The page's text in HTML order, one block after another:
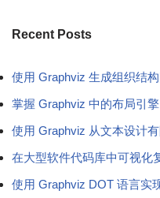
Recent Posts
使用 Graphviz 生成组织结构
掌握 Graphviz 中的布局引
使用 Graphviz 从文本设计有
在大型软件代码库中可视化
使用 Graphviz DOT 语言实